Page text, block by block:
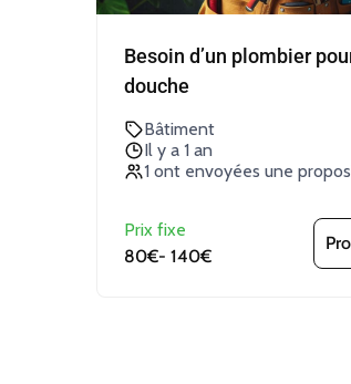
Besoin d’un plombier
douche
Bâtiment
Il y a 1 an
1 ont envoyées une
Prix fixe
80€- 140€